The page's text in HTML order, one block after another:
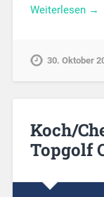
Weiterlesen →
30. Oktober
Koch/
Topgolf